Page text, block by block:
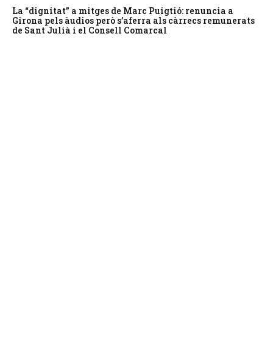
La “dignitat” a mitges de Marc Puigtió: renuncia a
Girona pels àudios però s’aferra als càrrecs remunerats
de Sant Julià i el Consell Comarcal